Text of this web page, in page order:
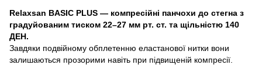
Relaxsan BASIC PLUS — компресійні панчохи до стегна з
градуйованим тиском 22–27 мм рт. ст. та щільністю 140
ДЕН.
Завдяки подвійному обплетенню еластанової нитки вони
залишаються прозорими навіть при підвищеній компресії.